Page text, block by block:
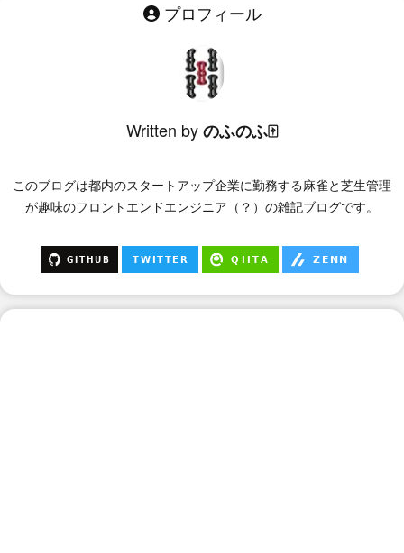
プロフィール
Written byのふのふ🀄
このブログは都内のスタートアップ企業に勤務する麻雀と芝生管理
が趣味のフロントエンドエンジニア（？） の雑記ブログです。